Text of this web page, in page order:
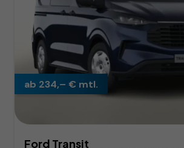
ab 234,– € mtl.
Ford Transit